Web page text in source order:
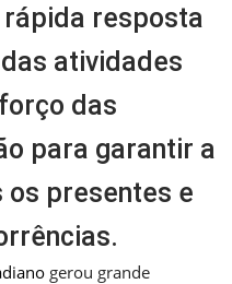
resposta
atividades
das
para garantir a
os presentes e
gerou grande